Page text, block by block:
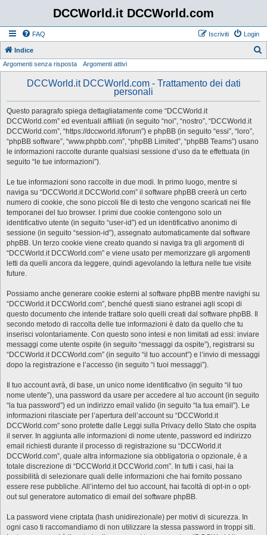
DCCWorld.it DCCWorld.com
FAQ Login
Iscriviti
Indice
Argomenti senza risposta Argomenti attivi
DCCWorld.it DCCWorld.com - Trattamento dei dati
personali
Questo paragrafo spiega dettagliatamente come “DCCWorld.it
DCCWorld.com” ed eventuali affiliati (in seguito “noi”, “nostro”, “DCCWorld.it
DCCWorld.com”, “https://dccworld.it/forum”) e phpBB (in seguito “essi”, “loro”,
“phpBB software”, “www.phpbb.com”, “phpBB Limited”, “phpBB Teams”) usano
le informazioni raccolte durante qualsiasi sessione d’uso da te effettuata (in
seguito “le tue informazioni”).
Le tue informazioni sono raccolte in due modi. In primo luogo, mentre si
naviga su “DCCWorld.it DCCWorld.com” il software phpBB creerà un certo
numero di cookie, che sono piccoli file di testo che vengono scaricati nei file
temporanei del tuo browser. I primi due cookie contengono solo un
identificativo utente (in seguito “user-id”) ed un identificativo anonimo di
sessione (in seguito “session-id”), assegnato automaticamente dal software
phpBB. Un terzo cookie viene creato quando si naviga tra gli argomenti di
“DCCWorld.it DCCWorld.com” e viene usato per memorizzare gli argomenti
letti da quelli ancora da leggere, quindi agevolando la lettura nelle tue visite
future.
Possiamo anche generare cookie esterni al software phpBB mentre navighi su
“DCCWorld.it DCCWorld.com”, benché questi siano estranei agli scopi di
questo documento che intende trattare solo quelli creati dal software phpBB. Il
secondo metodo di raccolta delle tue informazioni è dato da quello che tu
inserisci volontariamente. Con questo sono intesi e non limitati ad essi: inviare
messaggi come utente ospite (in seguito “messaggi da ospite”), registrarsi su
“DCCWorld.it DCCWorld.com” (in seguito “il tuo account”) e l’invio di messaggi
dopo la registrazione e l’accesso (in seguito “i tuoi messaggi”).
Il tuo account avrà, di base, un unico nome identificativo (in seguito “il tuo
nome utente”), una password da usare per accedere al tuo account (in seguito
“la tua password”) ed un indirizzo email valido (in seguito “la tua email”). Le
informazioni rilasciate per l’apertura dell’account su “DCCWorld.it
DCCWorld.com” sono protette dalle Leggi sulla Privacy dello Stato che ospita
il server. In aggiunta alle informazioni di nome utente, password ed indirizzo
email richiesti durante il processo di registrazione su “DCCWorld.it
DCCWorld.com”, quale altra informazione sia obbligatoria o opzionale, è a
totale discrezione di “DCCWorld.it DCCWorld.com”. In tutti i casi, hai la
possibilità di selezionare quali delle informazioni che hai fornito possano
essere rese pubbliche. All’interno del tuo account, hai facoltà di opt-in o opt-
out sul generatore automatico di email del software phpBB.
La password viene criptata (hash unidirezionale) per motivi di sicurezza. In
ogni caso ti raccomandiamo di non utilizzare la stessa password in troppi siti.